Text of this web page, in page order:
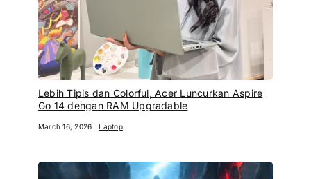
Lebih Tipis dan Colorful, Acer Luncurkan Aspire
Go 14 dengan RAM Upgradable
March 16, 2026 Laptop